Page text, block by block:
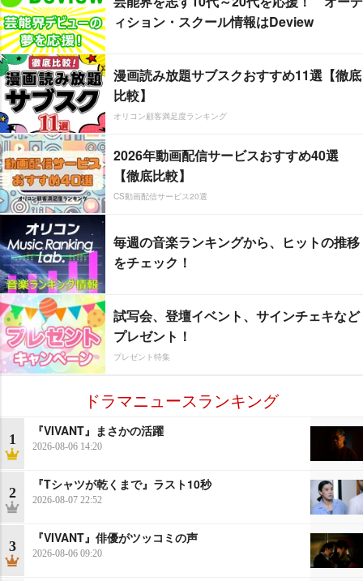
ィション・スクール情報はDeview
漫画読み放題サブスクおすすめ11選【徹底
比較】
オリコン顧客満足度ランキング
2026年動画配信サービスおすすめ40選
【徹底比較】
CS動画配信サービス20選
毎週の音楽ランキングから、ヒットの推移
をチェック！
試写会、登壇イベント、サインチェキなど
プレゼント！
プレゼント特集
ドラマニュースランキング
1
『VIVANT』まさかの活躍
2026-08-06 14:20
2
『Tシャツが乾くまで』ラスト10秒
2026-08-07 22:52
3
『VIVANT』俳優がツッコミの声
2026-08-06 09:20